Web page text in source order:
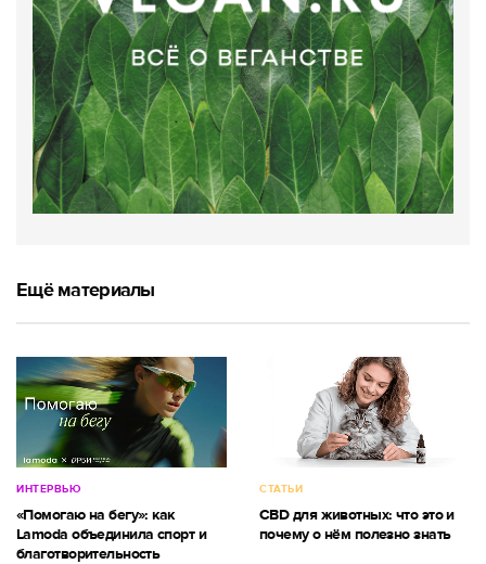
Ещё материалы
ИНТЕРВЬЮ
«Помогаю на бегу»: как
Lamoda объединила спорт и
благотворительность
СТАТЬИ
CBD для животных: что это и
почему о нём полезно знать